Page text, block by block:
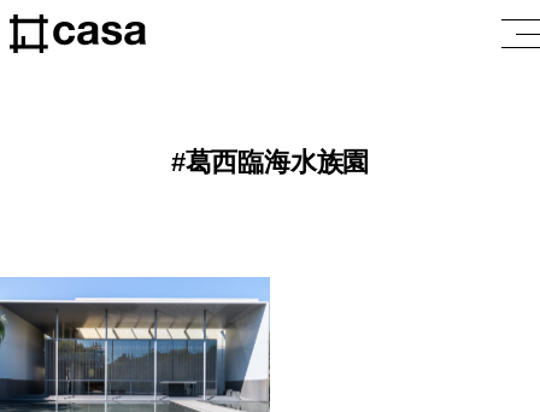
葛西臨海水族園